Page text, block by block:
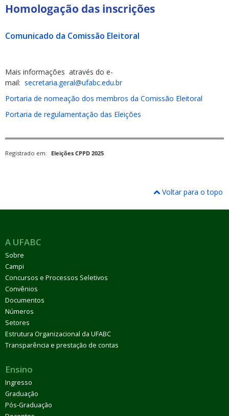
Homologação das inscrições
Comunicado da Comissão Eleitoral
Mais informações através do e-
mail: secretaria.geral@ufabc.edu.br
Portaria de nomeação dos membros da Comissão Eleitoral
Portaria de regulamentação das Eleições
Registrado em: Eleições CPPD 2025
Voltar para o topo
A UFABC
Sobre
Campi
Concursos e Processos Seletivos
Convênios
Documentos
Números
Setores
Estrutura Organizacional da UFABC
Transparência e prestação de contas
Ensino
Ingresso
Graduação
Pós-Graduação